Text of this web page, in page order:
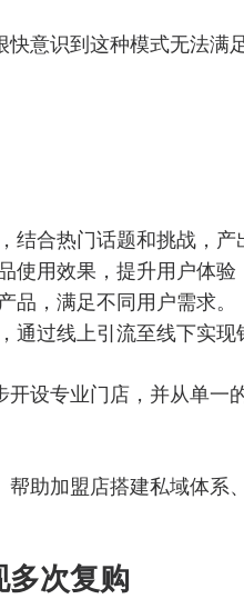
意识到这种模式无法满
合热门话题和挑战，产
用效果，提升用户体验
品，满足不同用户需求。
过线上引流至线下实现
设专业门店，并从单一
助加盟店搭建私域体系
次复购